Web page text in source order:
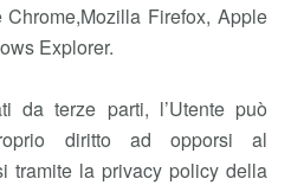
Firefox, Apple
Explorer.
da terze parti, l’Utente può
diritto ad opporsi al
tramite la privacy policy della